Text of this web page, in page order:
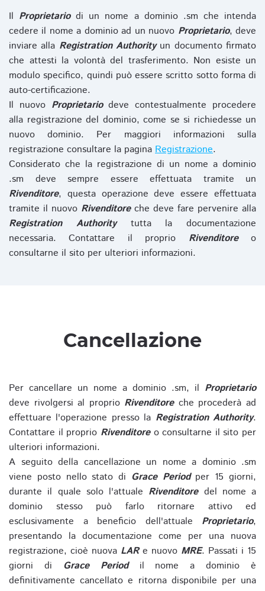
Il Proprietariodi un nome a dominio .sm che intenda
cedere il nome a dominio ad un nuovo Proprietario, deve
inviare alla Registration Authorityun documento firmato
che attesti la volontà del trasferimento. Non esiste un
modulo specifico, quindi può essere scritto sotto forma di
auto-certificazione.
Il nuovo Proprietariodeve contestualmente procedere
alla registrazione del dominio, come se si richiedesse un
nuovo dominio. Per maggiori informazioni sulla
registrazione consultare la pagina Registrazione.
Considerato che la registrazione di un nome a dominio
.sm deve sempre essere effettuata tramite un
Rivenditore, questa operazione deve essere effettuata
tramite il nuovo Rivenditoreche deve fare pervenire alla
Registration Authoritytutta la documentazione
necessaria. Contattare il proprio Rivenditoreo
consultarne il sito per ulteriori informazioni.
Cancellazione
Per cancellare un nome a dominio .sm, il Proprietario
deve rivolgersi al proprio Rivenditoreche procederà ad
effettuare l'operazione presso la Registration Authority.
Contattare il proprio Rivenditoreo consultarne il sito per
ulteriori informazioni.
A seguito della cancellazione un nome a dominio .sm
viene posto nello stato di Grace Periodper 15 giorni,
durante il quale solo l'attuale Rivenditoredel nome a
dominio stesso può farlo ritornare attivo ed
esclusivamente a beneficio dell'attuale Proprietario,
presentando la documentazione come per una nuova
registrazione, cioè nuova LARe nuovo MRE. Passati i 15
giorni di Grace Periodil nome a dominio è
definitivamente cancellato e ritorna disponibile per una